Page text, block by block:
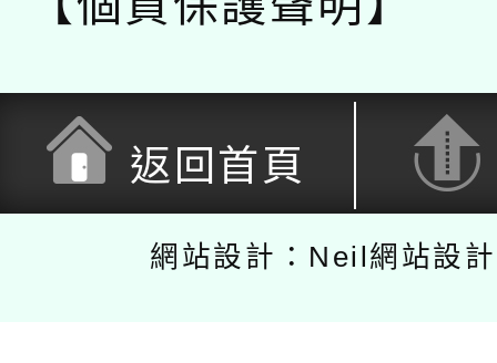
返回首頁
網站設計：Neil網站設